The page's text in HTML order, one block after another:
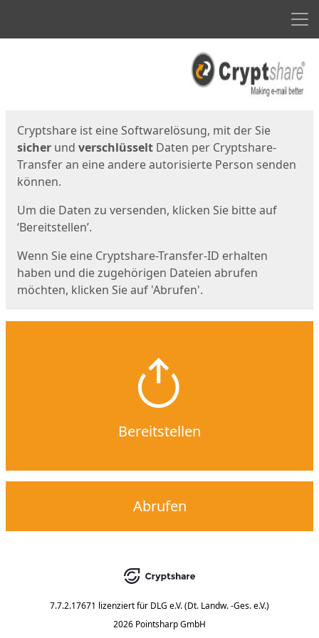
Cryptshare ist eine Softwarelösung, mit der Sie
sicher und verschlüsselt Daten per Cryptshare-
Transfer an eine andere autorisierte Person senden
können.
Um die Daten zu versenden, klicken Sie bitte auf
‘Bereitstellen’.
Wenn Sie eine Cryptshare-Transfer-ID erhalten
haben und die zugehörigen Dateien abrufen
möchten, klicken Sie auf 'Abrufen'.
Bereitstellen
Abrufen
7.7.2.17671 lizenziert für DLG e.V. (Dt. Landw. -Ges. e.V.)
2026 Pointsharp GmbH